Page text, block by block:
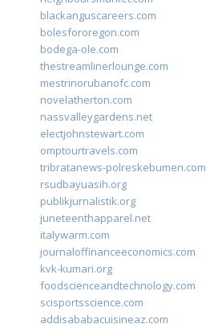
blackanguscareers.com
bolesfororegon.com
bodega-ole.com
thestreamlinerlounge.com
mestrinorubanofc.com
novelatherton.com
nassvalleygardens.net
electjohnstewart.com
omptourtravels.com
tribratanews-polreskebumen.com
rsudbayuasih.org
publikjurnalistik.org
juneteenthapparel.net
italywarm.com
journaloffinanceeconomics.com
kvk-kumari.org
foodscienceandtechnology.com
scisportsscience.com
addisababacuisineaz.com